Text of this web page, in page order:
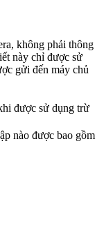
không phải thông
này chỉ được sử
gửi đến máy chủ
được sử dụng trừ
nào được bao gồm